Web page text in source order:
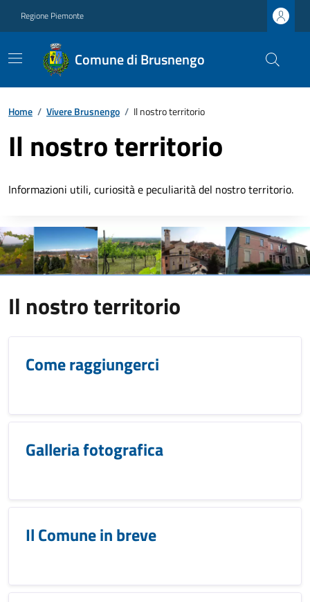
Regione Piemonte
Comune di Brusnengo
Home / Vivere Brusnengo / Il nostro territorio
Il nostro territorio
Informazioni utili, curiosità e peculiarità del nostro territorio.
Il nostro territorio
Come raggiungerci
Galleria fotografica
Il Comune in breve